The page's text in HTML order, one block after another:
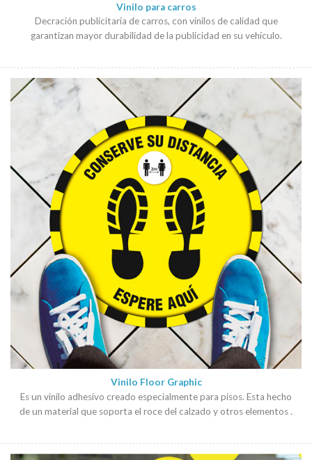
Vinilo para carros
Decración publicitaria de carros, con vinilos de calidad que
garantizan mayor durabilidad de la publicidad en su vehículo.
Vinilo Floor Graphic
Es un vinilo adhesivo creado especialmente para pisos. Esta hecho
de un material que soporta el roce del calzado y otros elementos .